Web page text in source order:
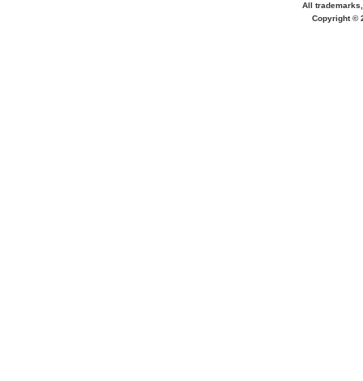
All
Copyright ©